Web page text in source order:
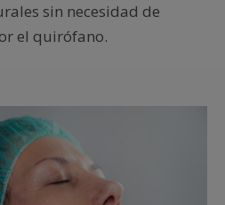
sin necesidad de
el quirófano.